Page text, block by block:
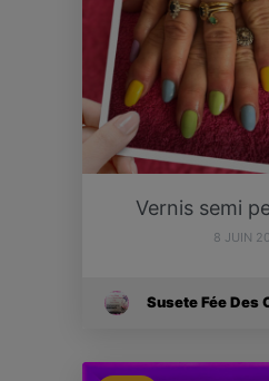
Vernis semi
8 JUIN
Susete Fée Des